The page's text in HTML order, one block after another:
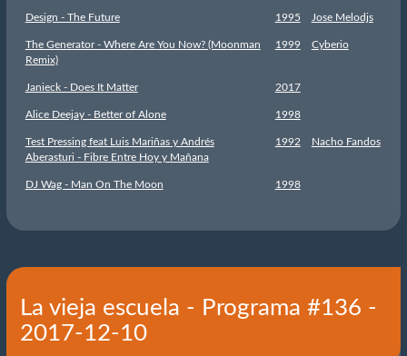
Design - The Future 1995 Jose Melodjs
The Generator - Where Are You Now? (Moonman
Remix)
1999 Cyberio
Janieck - Does It Matter 2017
Alice Deejay - Better of Alone 1998
Test Pressing feat Luis Mariñas y Andrés
Aberasturi - Fibre Entre Hoy y Mañana
1992 Nacho Fandos
DJ Wag - Man On The Moon 1998
La vieja escuela - Programa #136 -
2017-12-10